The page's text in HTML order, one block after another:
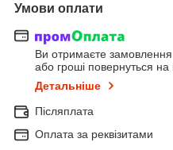
Умови оплати
Ви отримаєте замовлення
або гроші повернуться на
Детальніше
Післяплата
Оплата за реквізитами